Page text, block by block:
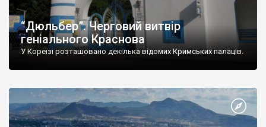
“Дюльбер”. Черговий витвір
геніального Краснова
У Кореїзі розташовано декілька відомих Кримських палаців.